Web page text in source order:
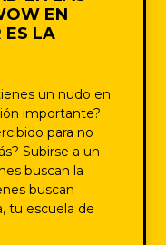
EN
ES LA
un nudo en
importante?
para no
Subirse a un
buscan la
buscan
tu escuela de